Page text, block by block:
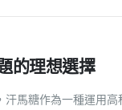
的理想選擇
馬糖作為一種運用